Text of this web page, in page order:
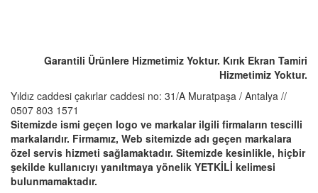
Garantili Ürünlere Hizmetimiz Yoktur. Kırık Ekran Tamiri
Hizmetimiz Yoktur.
Yıldız caddesi çakırlar caddesi no: 31/A Muratpaşa / Antalya //
0507 803 1571
Sitemizde ismi geçen logo ve markalar ilgili firmaların tescilli
markalarıdır. Firmamız, Web sitemizde adı geçen markalara
özel servis hizmeti sağlamaktadır. Sitemizde kesinlikle, hiçbir
şekilde kullanıcıyı yanıltmaya yönelik YETKİLİ kelimesi
bulunmamaktadır.